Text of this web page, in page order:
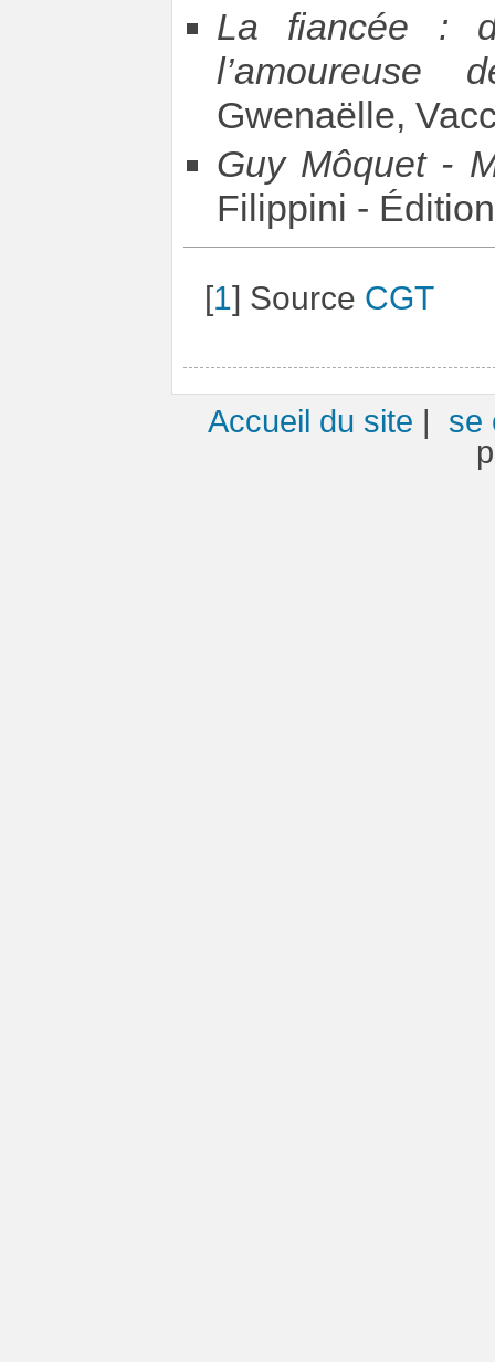
La fiancée :
l’amoureuse
Gwenaëlle,
Guy Môquet -
Filippini -
[1] Source CGT
Accueil du site | se